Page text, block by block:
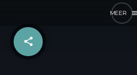
share
email